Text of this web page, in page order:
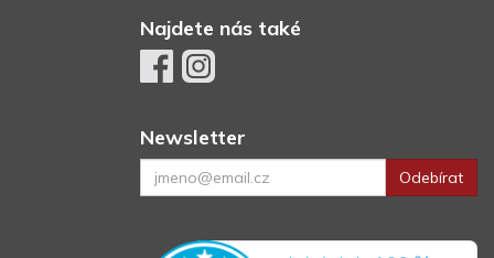
Najdete nás také
Newsletter
Odebírat